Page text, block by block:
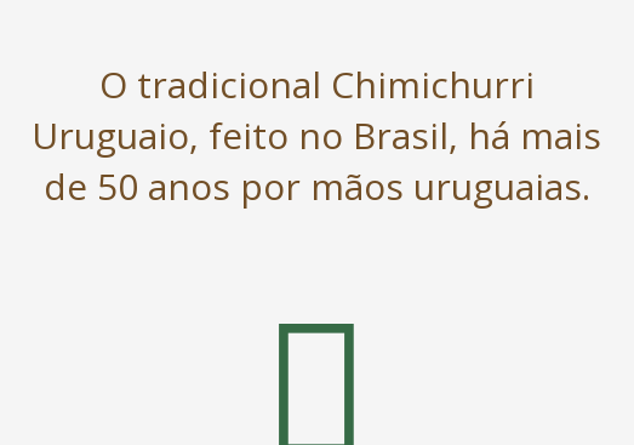
O tradicional Chimichurri
Uruguaio, feito no Brasil, há mais
de 50 anos por mãos uruguaias.